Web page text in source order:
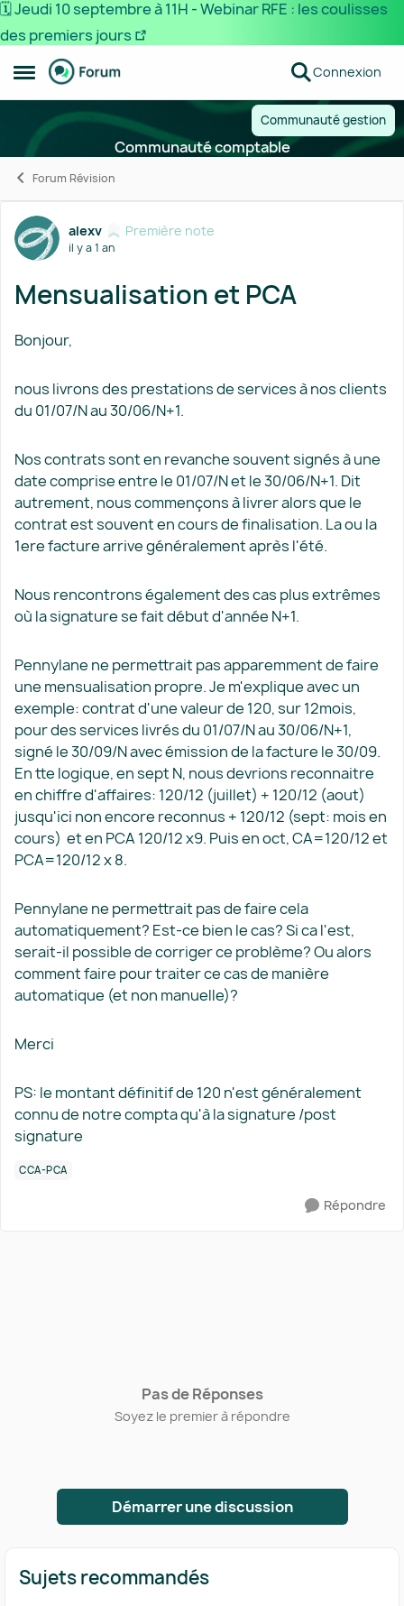
🗓️ Jeudi 10 septembre à 11H - Webinar RFE : les coulisses
des premiers jours
Ouvrir Menu Latéral
Passer au contenu Connexion
Communauté gestion
Communauté comptable
Forum Révision
Forum Discussion
alexv Première note
il y a 1 an
Mensualisation et PCA
Bonjour,
nous livrons des prestations de services à nos clients
du 01/07/N au 30/06/N+1.
Nos contrats sont en revanche souvent signés à une
date comprise entre le 01/07/N et le 30/06/N+1. Dit
autrement, nous commençons à livrer alors que le
contrat est souvent en cours de finalisation. La ou la
1ere facture arrive généralement après l'été.
Nous rencontrons également des cas plus extrêmes
où la signature se fait début d'année N+1.
Pennylane ne permettrait pas apparemment de faire
une mensualisation propre. Je m'explique avec un
exemple: contrat d'une valeur de 120, sur 12mois,
pour des services livrés du 01/07/N au 30/06/N+1,
signé le 30/09/N avec émission de la facture le 30/09.
En tte logique, en sept N, nous devrions reconnaitre
en chiffre d'affaires: 120/12 (juillet) + 120/12 (aout)
jusqu'ici non encore reconnus + 120/12 (sept: mois en
cours) et en PCA 120/12 x9. Puis en oct, CA=120/12 et
PCA=120/12 x 8.
Pennylane ne permettrait pas de faire cela
automatiquement? Est-ce bien le cas? Si ca l'est,
serait-il possible de corriger ce problème? Ou alors
comment faire pour traiter ce cas de manière
automatique (et non manuelle)?
Merci
PS: le montant définitif de 120 n'est généralement
connu de notre compta qu'à la signature /post
signature
CCA-PCA
Répondre
Pas de Réponses
Soyez le premier à répondre
Démarrer une discussion
Sujets recommandés